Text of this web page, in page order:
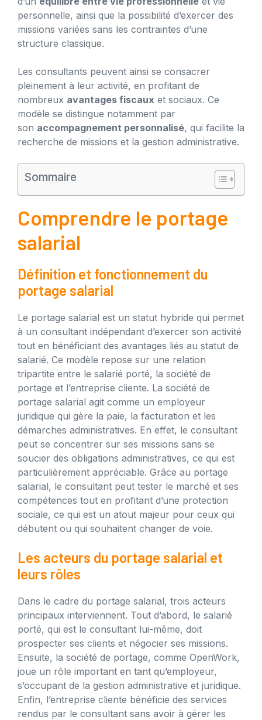
personnelle, ainsi que la possibilité d’exercer des
missions variées sans les contraintes d’une
structure classique.
Les consultants peuvent ainsi se consacrer
pleinement à leur activité, en profitant de
nombreux avantages fiscaux et sociaux. Ce
modèle se distingue notamment par
son accompagnement personnalisé, qui facilite la
recherche de missions et la gestion administrative.
Sommaire
Comprendre le portage
salarial
Définition et fonctionnement du
portage salarial
Le portage salarial est un statut hybride qui permet
à un consultant indépendant d’exercer son activité
tout en bénéficiant des avantages liés au statut de
salarié. Ce modèle repose sur une relation
tripartite entre le salarié porté, la société de
portage et l’entreprise cliente. La société de
portage salarial agit comme un employeur
juridique qui gère la paie, la facturation et les
démarches administratives. En effet, le consultant
peut se concentrer sur ses missions sans se
soucier des obligations administratives, ce qui est
particulièrement appréciable. Grâce au portage
salarial, le consultant peut tester le marché et ses
compétences tout en profitant d’une protection
sociale, ce qui est un atout majeur pour ceux qui
débutent ou qui souhaitent changer de voie.
Les acteurs du portage salarial et
leurs rôles
Dans le cadre du portage salarial, trois acteurs
principaux interviennent. Tout d’abord, le salarié
porté, qui est le consultant lui-même, doit
prospecter ses clients et négocier ses missions.
Ensuite, la société de portage, comme OpenWork,
joue un rôle important en tant qu’employeur,
s’occupant de la gestion administrative et juridique.
Enfin, l’entreprise cliente bénéficie des services
rendus par le consultant sans avoir à gérer les